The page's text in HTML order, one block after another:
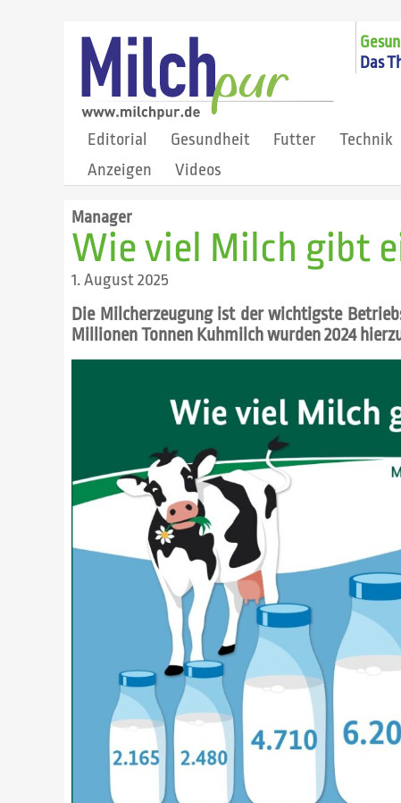
Das
Editorial Gesundheit Futter Technik
Anzeigen
Videos
Manager
Wie viel Milch gibt
1. August 2025
Die Milcherzeugung ist der wichtigste
Millionen Tonnen Kuhmilch wurden 2024